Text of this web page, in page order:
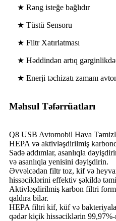
★ Rəng isteğe bağlıdır
★ Tüstü Sensoru
★ Filtr Xatırlatması
★ Həddindən artıq
★ Enerji təchizatı zamanı
Məhsul Təfərrüatları
Q8 USB Avtomobil Hava
HEPA və aktivləşdirilmiş
Sadə addımlar, asanlıqla
və asanlıqla yenisini dəyişdirin.
Əvvəlcədən filtr toz, kif və
hissəciklərini effektiv şəkildə
Aktivləşdirilmiş karbon filtri
qaldıra bilər.
HEPA filtri kif, küf və
qədər kiçik hissəciklərin